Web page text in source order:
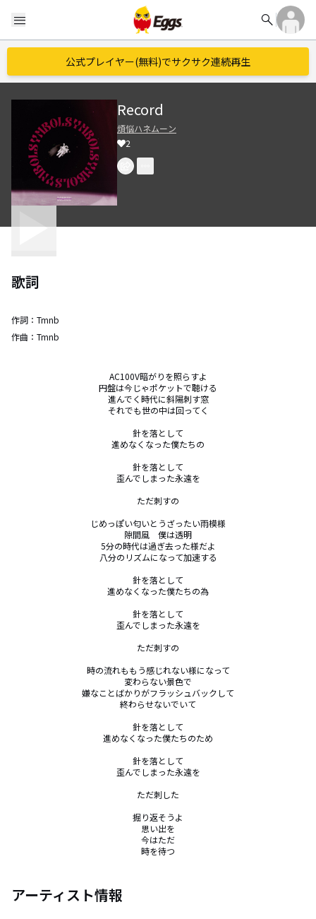
menu search
公式プレイヤー(無料)でサクサク連続再生
Record
煩悩ハネムーン
2
歌詞
作詞： Tmnb
作曲： Tmnb
AC100V暗がりを照らすよ
円盤は今じゃポケットで聴ける
進んでく時代に斜陽刺す窓
それでも世の中は回ってく
針を落として
進めなくなった僕たちの
針を落として
歪んでしまった永遠を
ただ刺すの
じめっぽい匂いとうざったい雨模様
隙間風　僕は透明
5分の時代は過ぎ去った様だよ
八分のリズムになって加速する
針を落として
進めなくなった僕たちの為
針を落として
歪んでしまった永遠を
ただ刺すの
時の流れももう感じれない様になって
変わらない景色で
嫌なことばかりがフラッシュバックして
終わらせないでいて
針を落として
進めなくなった僕たちのため
針を落として
歪んでしまった永遠を
ただ刺した
掘り返そうよ
思い出を
今はただ
時を待つ
アーティスト情報